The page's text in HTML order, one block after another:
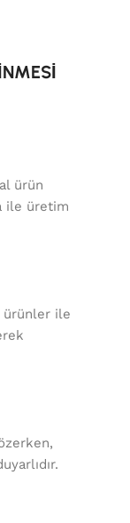
ürün
ile üretim
ile